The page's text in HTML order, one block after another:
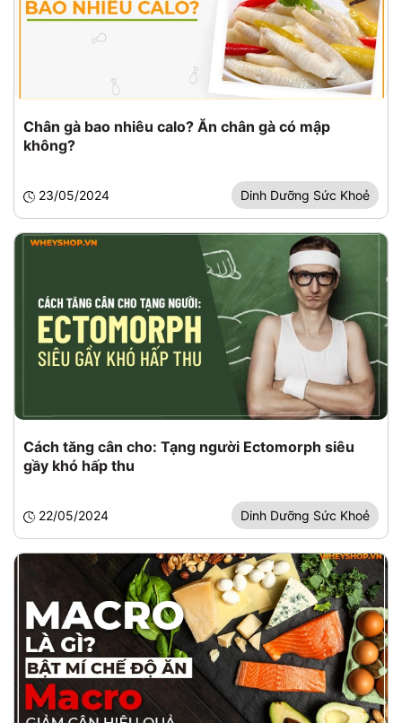
Chân gà bao nhiêu calo? Ăn chân gà có mập
không?
23/05/2024 Dinh Dưỡng Sức Khoẻ
Cách tăng cân cho: Tạng người Ectomorph siêu
gầy khó hấp thu
22/05/2024 Dinh Dưỡng Sức Khoẻ